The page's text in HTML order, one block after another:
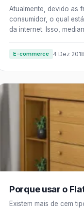
Atualmente, devido as
consumidor, o qual
da internet. Isso,
E-commerce 4 Dez 2018
Porque usar o
Existem mais de cem